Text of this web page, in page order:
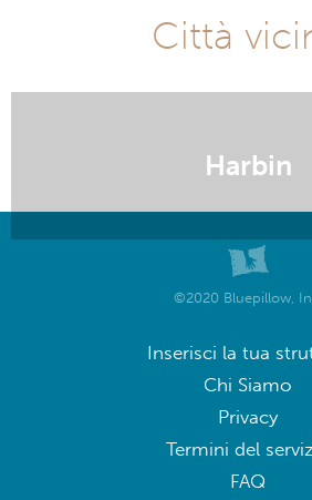
Città
Harbin
©2020 Bluepillow,
Inserisci la tua
Chi Siamo
Privacy
Termini del
FAQ